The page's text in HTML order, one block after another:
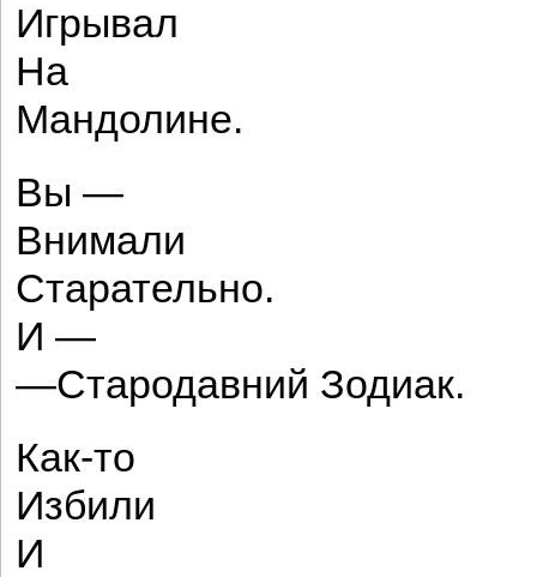
Игрывал
На
Мандолине.
Вы —
Внимали
Старательно.
И —
—Стародавний Зодиак.
Как-то
Избили
И